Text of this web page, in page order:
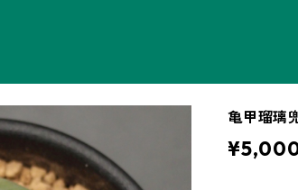
亀甲瑠璃